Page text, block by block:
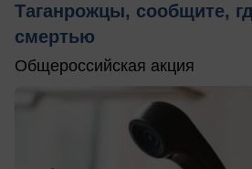
Таганрожцы, сообщите,
смертью
Общероссийская акция